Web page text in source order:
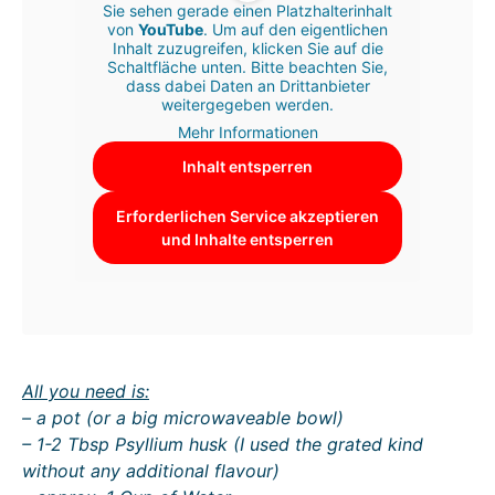
Sie sehen gerade einen Platzhalterinhalt
von YouTube. Um auf den eigentlichen
Inhalt zuzugreifen, klicken Sie auf die
Schaltfläche unten. Bitte beachten Sie,
dass dabei Daten an Drittanbieter
weitergegeben werden.
Mehr Informationen
Inhalt entsperren
Erforderlichen Service akzeptieren
und Inhalte entsperren
All you need is:
– a pot (or a big microwaveable bowl)
– 1-2 Tbsp Psyllium husk (I used the grated kind
without any additional flavour)